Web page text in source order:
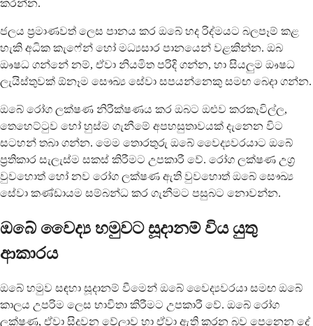
කරන්න.
ජලය ප්‍රමාණවත් ලෙස පානය කර ඔබේ හද රිද්මයට බලපෑම් කළ
හැකි අධික කැෆේන් හෝ මධ්‍යසාර පානයෙන් වළකින්න. ඔබ
ඖෂධ ගන්නේ නම්, ඒවා නියමිත පරිදි ගන්න, හා සියලුම ඖෂධ
ලැයිස්තුවක් ඕනෑම සෞඛ්‍ය සේවා සපයන්නෙකු සමඟ බෙදා ගන්න.
ඔබේ රෝග ලක්ෂණ නිරීක්ෂණය කර ඔබට ඔළුව කරකැවිල්ල,
තෙහෙට්ටුව හෝ හුස්ම ගැනීමේ අපහසුතාවයක් දැනෙන විට
සටහන් තබා ගන්න. මෙම තොරතුරු ඔබේ වෛද්‍යවරයාට ඔබේ
ප්‍රතිකාර සැලැස්ම සකස් කිරීමට උපකාරී වේ. රෝග ලක්ෂණ උග්‍ර
වුවහොත් හෝ නව රෝග ලක්ෂණ ඇති වුවහොත් ඔබේ සෞඛ්‍ය
සේවා කණ්ඩායම සම්බන්ධ කර ගැනීමට පසුබට නොවන්න.
ඔබේ වෛද්‍ය හමුවට සූදානම් විය යුතු
ආකාරය
ඔබේ හමුව සඳහා සූදානම් වීමෙන් ඔබේ වෛද්‍යවරයා සමඟ ඔබේ
කාලය උපරිම ලෙස භාවිතා කිරීමට උපකාරී වේ. ඔබේ රෝග
ලක්ෂණ, ඒවා සිදුවන වේලාව හා ඒවා ඇති කරන බව පෙනෙන දේ